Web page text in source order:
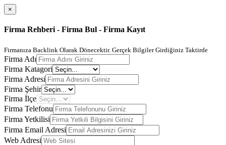
×
Firma Rehberi - Firma Bul - Firma Kayıt
Firmanıza Backlink Olarak Dönecektir. Gerçek Bilgiler Girdiğiniz Taktirde
Firma Adı
Firma Katagori
Firma Adresi
Firma Şehir
Firma İlçe
Firma Telefonu
Firma Yetkilisi
Firma Email Adresi
Web Adresi